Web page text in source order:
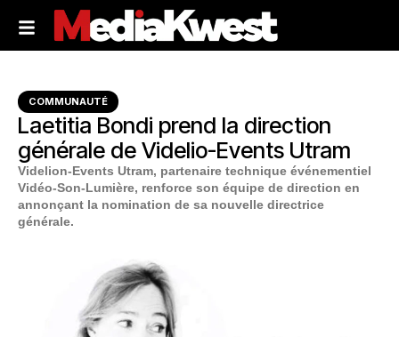
COMMUNAUTÉ
Laetitia Bondi prend la direction
générale de Videlio-Events Utram
Videlion-Events Utram, partenaire technique événementiel
Vidéo-Son-Lumière, renforce son équipe de direction en
annonçant la nomination de sa nouvelle directrice
générale.